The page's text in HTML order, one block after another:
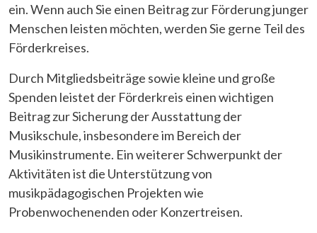
ein. Wenn auch Sie einen Beitrag zur Förderung junger
Menschen leisten möchten, werden Sie gerne Teil des
Förderkreises.
Durch Mitgliedsbeiträge sowie kleine und große
Spenden leistet der Förderkreis einen wichtigen
Beitrag zur Sicherung der Ausstattung der
Musikschule, insbesondere im Bereich der
Musikinstrumente. Ein weiterer Schwerpunkt der
Aktivitäten ist die Unterstützung von
musikpädagogischen Projekten wie
Probenwochenenden oder Konzertreisen.